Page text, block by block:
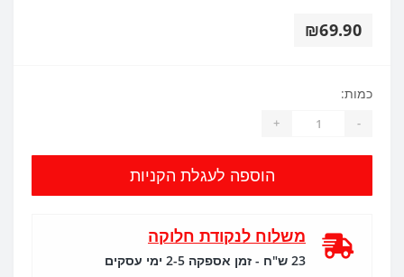
₪69.90
כמות:
-
+
הוספה לעגלת הקניות
משלוח לנקודת חלוקה
23 ש"ח - זמן אספקה 2-5 ימי עסקים